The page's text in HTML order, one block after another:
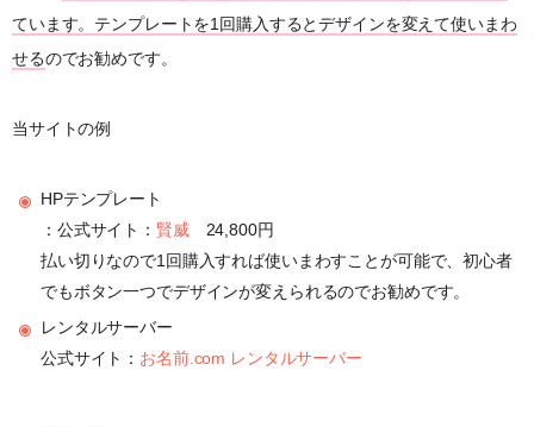
ています。テンプレートを1回購入するとデザインを変えて使いまわ
せるのでお勧めです。
当サイトの例
HPテンプレート
：公式サイト： 賢威24,800円
払い切りなので1回購入すれば使いまわすことが可能で、初心者
でもボタン一つでデザインが変えられるのでお勧めです。
レンタルサーバー
公式サイト： お名前.com レンタルサーバー